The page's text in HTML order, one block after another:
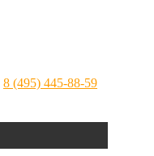
8 (495) 445-88-59